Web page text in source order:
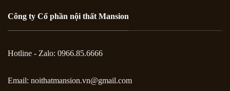
Công ty Cổ phần nội thất Mansion
Hotline - Zalo: 0966.85.6666
Email: noithatmansion.vn@gmail.com